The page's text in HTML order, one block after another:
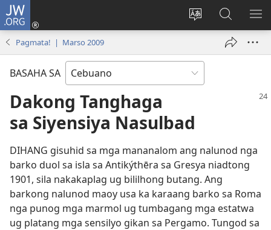
JW.ORG
Ilisi
pinulongan
sa
site
Log
ug
Pangitaa
sa
JW.ORG
Pagmata! | Marso 2009
BASAHA SA
Dakong Tanghaga
sa Siyensiya Nasulbad
DIHANG gisuhid sa mga mananalom ang nalunod nga
barko duol sa isla sa Antikýthēra sa Gresya niadtong
1901, sila nakakaplag ug bililhong butang. Ang
barkong nalunod maoy usa ka karaang barko sa Roma
nga punog mga marmol ug tumbagang mga estatwa
ug platang mga sensilyo gikan sa Pergamo. Tungod sa